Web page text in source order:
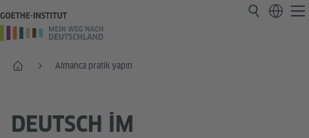
Anasayfa Almanca pratik yapın
DEUTSCH IM